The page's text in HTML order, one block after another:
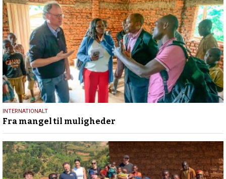
13.
maj
2026
INTERNATIONALT
Fra mangel til muligheder